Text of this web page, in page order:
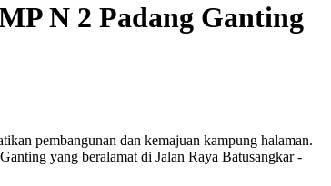
N 2 Padang Ganting
pembangunan dan kemajuan kampung halaman.
yang beralamat di Jalan Raya Batusangkar -